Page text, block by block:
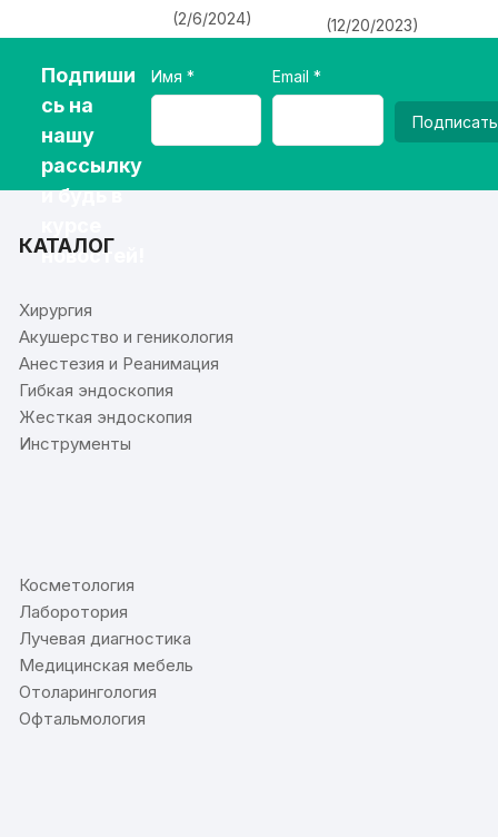
(2/6/2024) (12/20/2023)
Подпиши
сь на
нашу
рассылку
и будь в
новостей!
Имя Email
КАТАЛОГ
Хирургия
Акушерство и геникология
Анестезия и Реанимация
Гибкая эндоскопия
Жесткая эндоскопия
Инструменты
Косметология
Лаборотория
Лучевая диагностика
Медицинская мебель
Отоларингология
Офтальмология